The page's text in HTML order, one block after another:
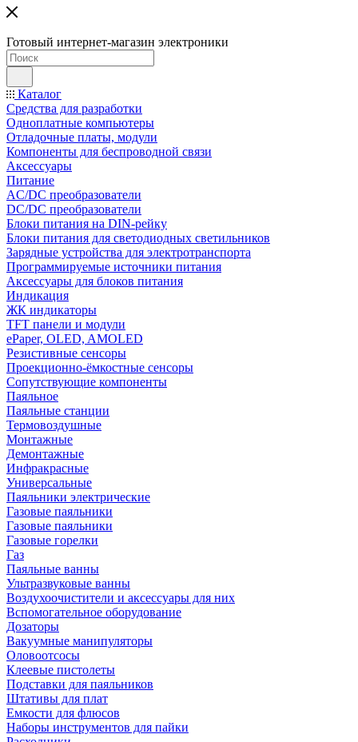
Готовый интернет-магазин электроники
Каталог
Средства для разработки
Одноплатные компьютеры
Отладочные платы, модули
Компоненты для беспроводной связи
Аксессуары
Питание
AC/DC преобразователи
DC/DC преобразователи
Блоки питания на DIN-рейку
Блоки питания для светодиодных светильников
Зарядные устройства для электротранспорта
Программируемые источники питания
Аксессуары для блоков питания
Индикация
ЖК индикаторы
TFT панели и модули
ePaper, OLED, AMOLED
Резистивные сенсоры
Проекционно-ёмкостные сенсоры
Сопутствующие компоненты
Паяльное
Паяльные станции
Термовоздушные
Монтажные
Демонтажные
Инфракрасные
Универсальные
Паяльники электрические
Газовые паяльники
Газовые паяльники
Газовые горелки
Газ
Паяльные ванны
Ультразвуковые ванны
Воздухоочистители и аксессуары для них
Вспомогательное оборудование
Дозаторы
Вакуумные манипуляторы
Оловоотсосы
Клеевые пистолеты
Подставки для паяльников
Штативы для плат
Емкости для флюсов
Наборы инструментов для пайки